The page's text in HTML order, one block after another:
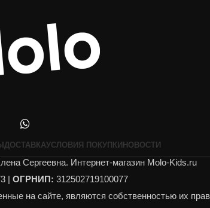
ДОСТАВКАУСЛОВИЯ ПОКУПКИНОВОСТИ
Сергеевна. Интернет-магазин Molo-Kids.ru
| ОГРНИП: 312502719100077
на сайте, являются собственностью их